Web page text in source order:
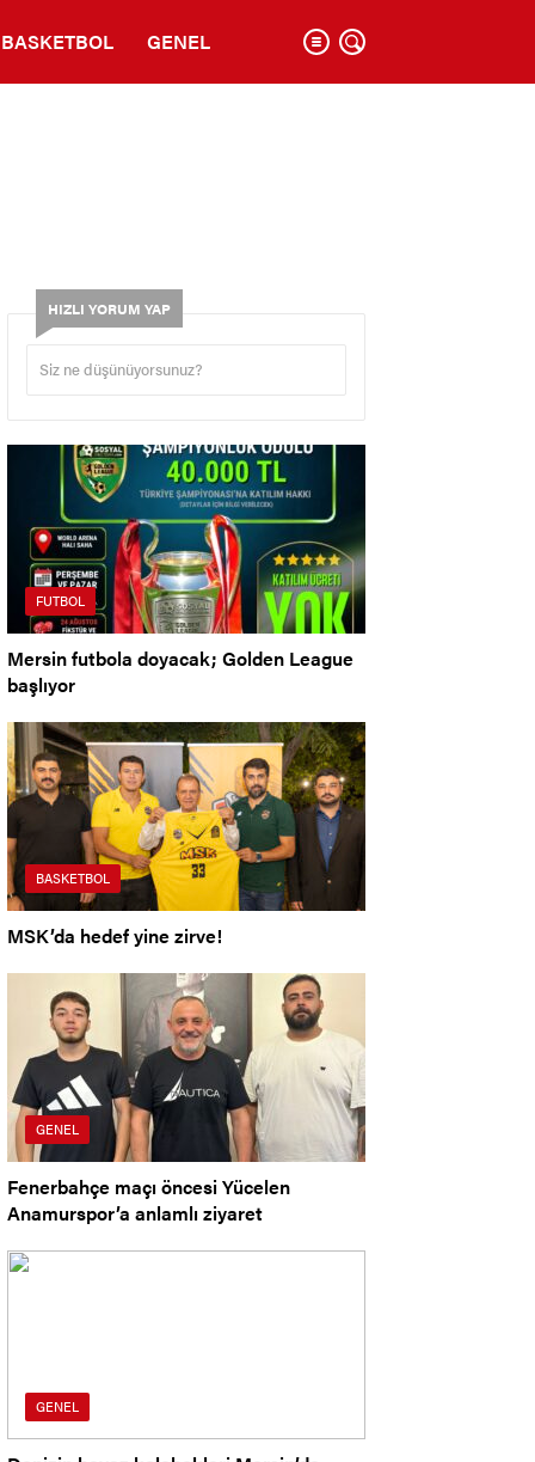
BASKETBOL GENEL
HIZLI YORUM YAP
FUTBOL
Mersin futbola doyacak; Golden League
başlıyor
BASKETBOL
MSK’da hedef yine zirve!
GENEL
Fenerbahçe maçı öncesi Yücelen
Anamurspor’a anlamlı ziyaret
GENEL